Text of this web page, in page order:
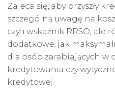
Zaleca się, aby przyszły
szczególną uwagę na
czyli wskaźnik RRSO, ale
dodatkowe, jak
dla osób zarabiających w
kredytowania czy
kredytowej.